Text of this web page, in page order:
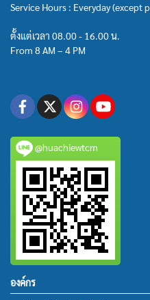
Service Hours : Everyday (except
ตั้งแต่เวลา 08.00 - 16.00 น.
From 8 AM – 4 PM
@huachiewtcm
องค์กร